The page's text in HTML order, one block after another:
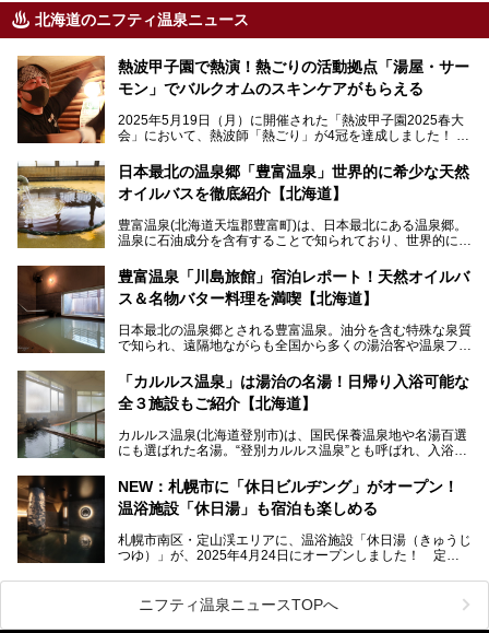
北海道のニフティ温泉ニュース
熱波甲子園で熱演！熱ごりの活動拠点「湯屋・サー
モン」でバルクオムのスキンケアがもらえる
2025年5月19日（月）に開催された「熱波甲子園2025春大
会」において、熱波師「熱ごり」が4冠を達成しました！
動拠点である北海道の銭湯「湯屋・サーモン」にて、メンズ
スキンケアブランド バルクオムの「ONE DAY KIT」を数量
限定でプレゼントいたします。
で、ぜひお試しください。※6月13日配布開始、なくなり次
第終了
───
提供元：株式会社バルクオム【PR】
この記事は株式会社バルクオム商品のPR記事です。
日本最北の温泉郷「豊富温泉」世界的に希少な天然
オイルバスを徹底紹介【北海道】
豊富温泉(北海道天塩郡豊富町)は、日本最北にある温泉郷。
温泉に石油成分を含有することで知られており、世界的にも
に特効があると言われ、遠隔地ながらも全国から湯治・療養
目的で多くの人々が訪れます。
地体験し、独自の視点で豊富温泉の“天然オイルバス”をレポ
ート。温泉地概要や日帰り入浴施設をはじめ、宿泊施設・ア
豊富温泉「川島旅館」宿泊レポート！天然オイルバ
ス＆名物バター料理を満喫【北海道】
日本最北の温泉郷とされる豊富温泉。油分を含む特殊な泉質
で知られ、遠隔地ながらも全国から多くの湯治客や温泉ファ
「川島旅館」は、豊富温泉の開湯当初から営業する老舗旅
館。とりわけ温泉の良さと名物のバター料理に定評があり、
の温泉や料理をはじめ、パブリックスペース・客室など宿の
全貌を徹底的にご紹介します！
「カルルス温泉」は湯治の名湯！日帰り入浴可能な
全３施設もご紹介【北海道】
カルルス温泉(北海道登別市)は、国民保養温泉地や名湯百選
にも選ばれた名湯。“登別カルルス温泉”とも呼ばれ、入浴剤
豊かな登別温泉とは対照的な存在で、今も湯治場的な要素が
残る閑静な温泉地です。
地体験し、カルルス温泉をご紹介。温泉地の概要や泉質解説
をはじめ、日帰り入浴可能な全３施設の紹介・周辺観光・ア
NEW：札幌市に「休日ビルヂング」がオープン！
温浴施設「休日湯」も宿泊も楽しめる
札幌市南区・定山渓エリアに、温浴施設「休日湯（きゅうじ
つゆ）」が、2025年4月24日にオープンしました！ 定山
この施設は、温泉・サウナの「休日湯」・ラウンジの「THE
LOUNGE DAYOF」・グルメ「休日洋麺店」・ホテル「エク
スクラメーションホテル」で構成された、まさに大人の癒し
ニフティ温泉ニュースTOPへ